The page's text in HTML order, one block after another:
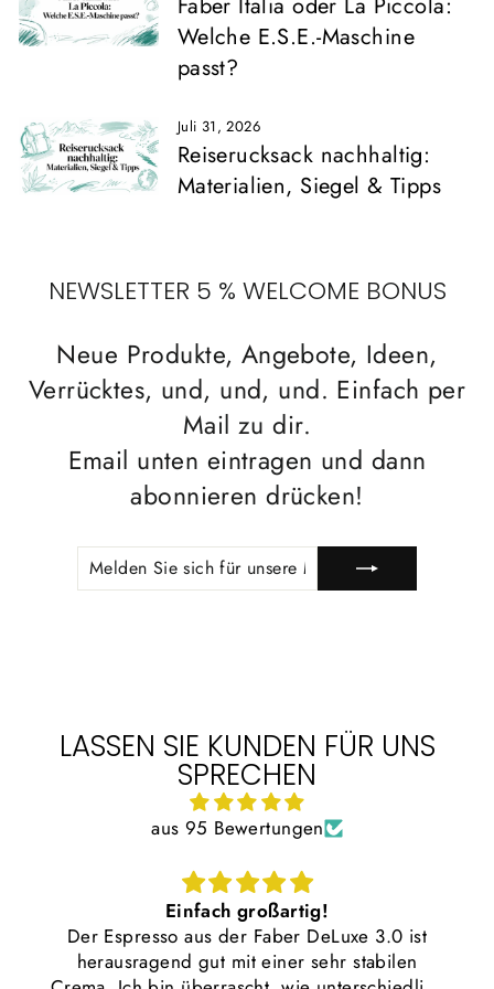
Welche E.S.E.-Maschine
passt?
Juli 31, 2026
Reiserucksack nachhaltig:
Materialien, Siegel & Tipps
NEWSLETTER 5 % WELCOME BONUS
Neue Produkte, Angebote, Ideen,
Verrücktes, und, und, und. Einfach per
Mail zu dir.
Email unten eintragen und dann
abonnieren drücken!
MELDEN
SIE
SICH
ABONNIEREN
LASSEN SIE KUNDEN FÜR UNS
SPRECHEN
aus 95 Bewertungen
Einfach großartig!
Der Espresso aus der Faber DeLuxe 3.0 ist
herausragend gut mit einer sehr stabilen